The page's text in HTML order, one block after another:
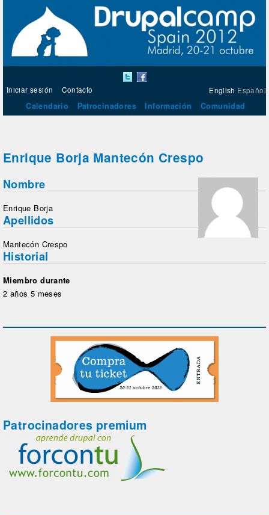
English Español
Iniciar sesión Contacto
Calendario Patrocinadores Información Comunidad
Enrique Borja Mantecón Crespo
Nombre
Enrique Borja
Apellidos
Mantecón Crespo
Historial
Miembro durante
2 años 5 meses
Patrocinadores premium